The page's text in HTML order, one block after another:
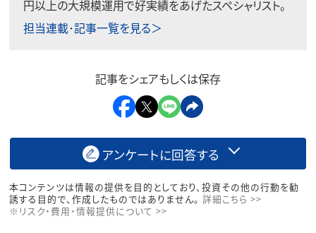
円以上の大規模運用で好実績をあげたスペシャリスト。
担当連載･記事一覧を見る＞
記事をシェアもしくは保存
アンケートに回答する
本コンテンツは情報の提供を目的としており、投資その他の行動を勧
誘する目的で、作成したものではありません。 詳細こちら >>
※リスク・費用・情報提供について >>